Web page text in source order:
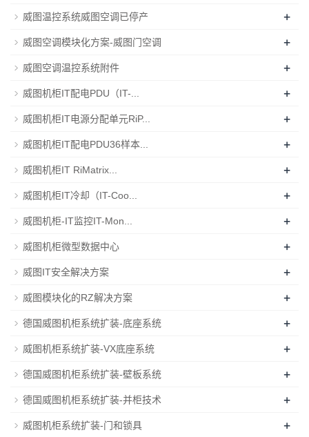
威图温控系统威图空调已停产 +
威图空调模块化方案-威图门空调 +
威图空调温控系统附件 +
威图机柜IT配电PDU（IT-... +
威图机柜IT电源分配单元RiP... +
威图机柜IT配电PDU36样本... +
威图机柜IT RiMatrix... +
威图机柜IT冷却（IT-Coo... +
威图机柜-IT监控IT-Mon... +
威图机柜微型数据中心 +
威图IT安全解决方案 +
威图模块化的RZ解决方案 +
德国威图机柜系统扩装-底座系统 +
威图机柜系统扩装-VX底座系统 +
德国威图机柜系统扩装-壁板系统 +
德国威图机柜系统扩装-并柜技术 +
威图机柜系统扩装-门和锁具 +